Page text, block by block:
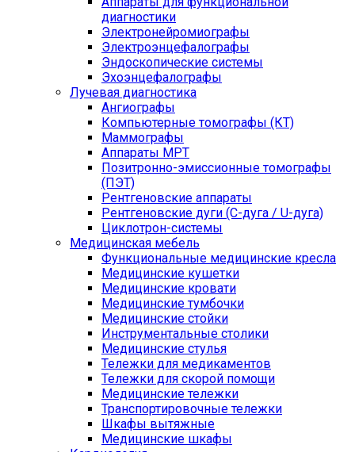
диагностики
Электронейромиографы
Электроэнцефалографы
Эндоскопические системы
Эхоэнцефалографы
Лучевая диагностика
Ангиографы
Компьютерные томографы (КТ)
Маммографы
Аппараты МРТ
Позитронно-эмиссионные томографы
(ПЭТ)
Рентгеновские аппараты
Рентгеновские дуги (С-дуга / U-дуга)
Циклотрон-системы
Медицинская мебель
Функциональные медицинские кресла
Медицинские кушетки
Медицинские кровати
Медицинские тумбочки
Медицинские стойки
Инструментальные столики
Медицинские стулья
Тележки для медикаментов
Тележки для скорой помощи
Медицинские тележки
Транспортировочные тележки
Шкафы вытяжные
Медицинские шкафы